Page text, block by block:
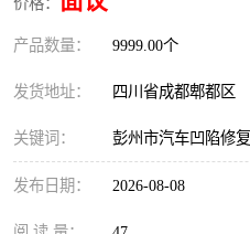
产品数量： 9999.00个
发货地址： 四川省成都郫都区
关键词： 彭州市汽车凹陷修复
发布日期： 2026-08-08